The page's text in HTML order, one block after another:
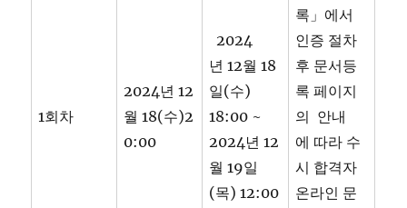
1회차
2024년 12
월 18(수)2
0:00
2024
년 12월 18
일(수)
18:00 ~
2024년 12
월 19일
(목) 12:00
록」에서
인증 절차
후 문서등
록 페이지
의 안내
에 따라 수
시 합격자
온라인 문